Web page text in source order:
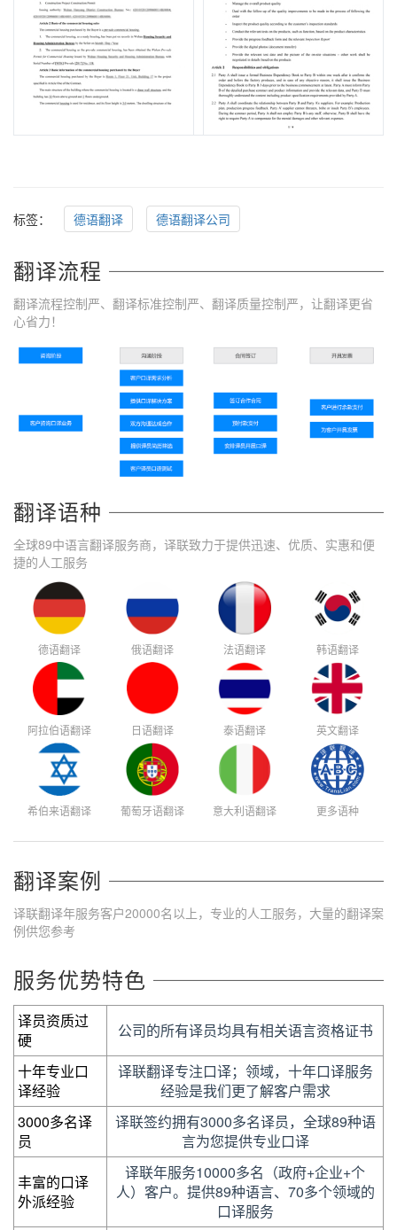
标签： 德语翻译 德语翻译公司
翻译流程
翻译流程控制严、翻译标准控制严、翻译质量控制严，让翻译更省
心省力！
翻译语种
全球89中语言翻译服务商，译联致力于提供迅速、优质、实惠和便
捷的人工服务
德语翻译 俄语翻译 法语翻译 韩语翻译
阿拉伯语翻译 日语翻译 泰语翻译 英文翻译
希伯来语翻译 葡萄牙语翻译 意大利语翻译 更多语种
翻译案例
译联翻译年服务客户20000名以上，专业的人工服务，大量的翻译案
例供您参考
服务优势特色
译员资质过
硬
公司的所有译员均具有相关语言资格证书
十年专业口
译经验
译联翻译专注口译；领域，十年口译服务
经验是我们更了解客户需求
3000多名译
员
译联签约拥有3000多名译员，全球89种语
言为您提供专业口译
丰富的口译
外派经验
译联年服务10000多名（政府+企业+个
人）客户。提供89种语言、70多个领域的
口译服务